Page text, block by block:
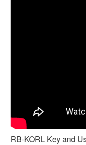
RB-KORL Key and